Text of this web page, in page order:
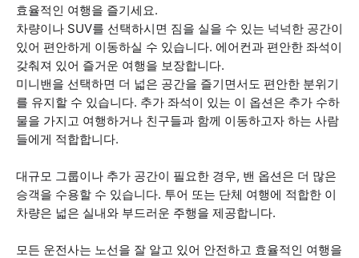
효율적인 여행을 즐기세요.
차량이나 SUV를 선택하시면 짐을 실을 수 있는 넉넉한 공간이
있어 편안하게 이동하실 수 있습니다. 에어컨과 편안한 좌석이
갖춰져 있어 즐거운 여행을 보장합니다.
미니밴을 선택하면 더 넓은 공간을 즐기면서도 편안한 분위기
를 유지할 수 있습니다. 추가 좌석이 있는 이 옵션은 추가 수하
물을 가지고 여행하거나 친구들과 함께 이동하고자 하는 사람
들에게 적합합니다.
대규모 그룹이나 추가 공간이 필요한 경우, 밴 옵션은 더 많은
승객을 수용할 수 있습니다. 투어 또는 단체 여행에 적합한 이
차량은 넓은 실내와 부드러운 주행을 제공합니다.
모든 운전사는 노선을 잘 알고 있어 안전하고 효율적인 여행을